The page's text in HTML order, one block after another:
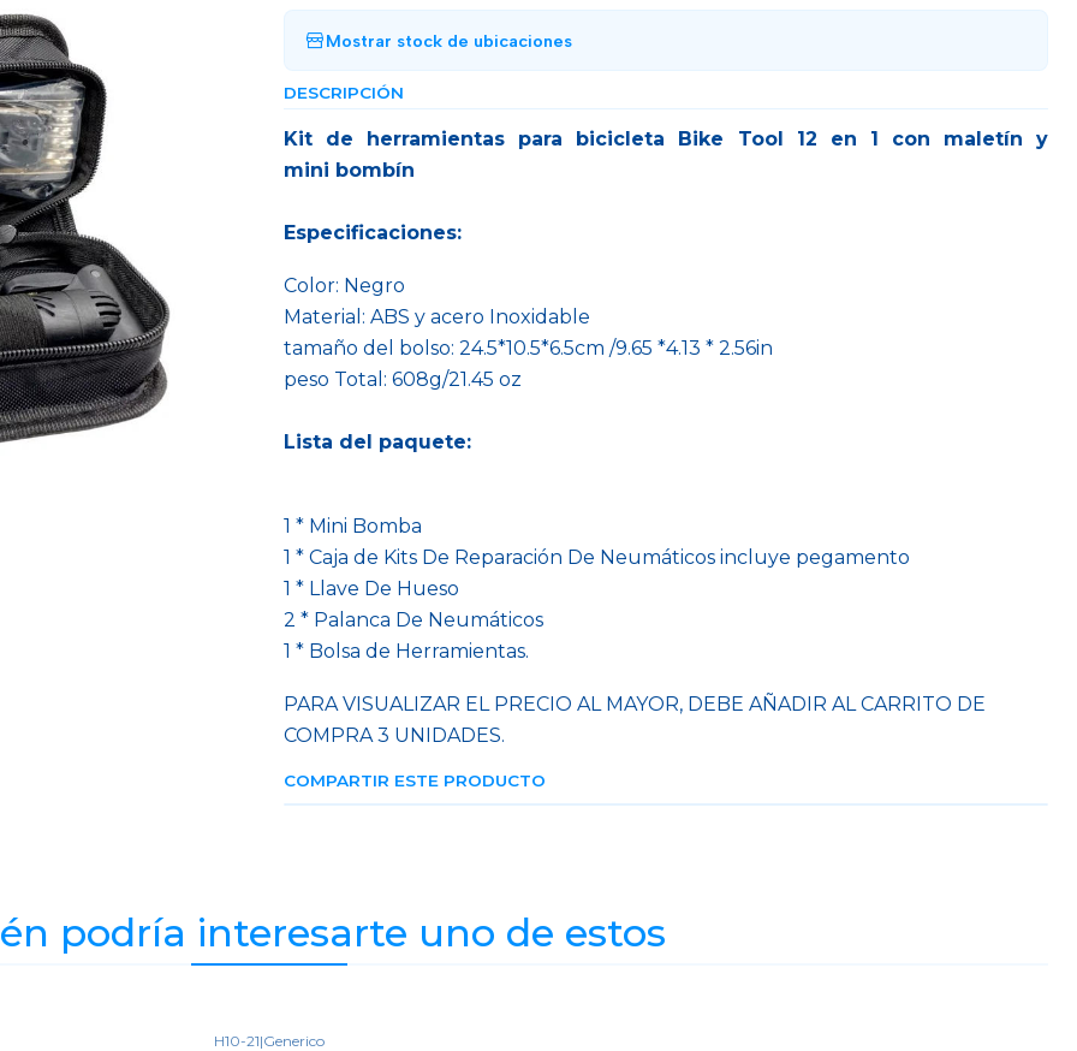
Mostrar stock de ubicaciones
DESCRIPCIÓN
Kit de herramientas para bicicleta Bike Tool 12 en 1 con maletín y
mini bombín
Especificaciones:
Color: Negro
Material: ABS y acero Inoxidable
tamaño del bolso: 24.5*10.5*6.5cm /9.65 *4.13 * 2.56in
peso Total: 608g/21.45 oz
Lista del paquete:
1 * Mini Bomba
1 * Caja de Kits De Reparación De Neumáticos incluye pegamento
1 * Llave De Hueso
2 * Palanca De Neumáticos
1 * Bolsa de Herramientas.
PARA VISUALIZAR EL PRECIO AL MAYOR, DEBE AÑADIR AL CARRITO DE
COMPRA 3 UNIDADES.
COMPARTIR ESTE PRODUCTO
podría interesarte uno de estos
H10-21|Generico